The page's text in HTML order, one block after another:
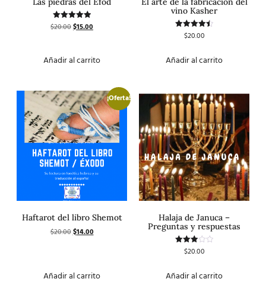
Valorado
con
$20.00$15.00
Añadir al carrito
vino Kasher
Valorado
$20.00
Añadir al carrito
¡Oferta!
Haftarot del libro Shemot
$20.00$14.00
Añadir al carrito
Halaja de Januca –
Preguntas y respuestas
Valorado
con
$20.00
Añadir al carrito